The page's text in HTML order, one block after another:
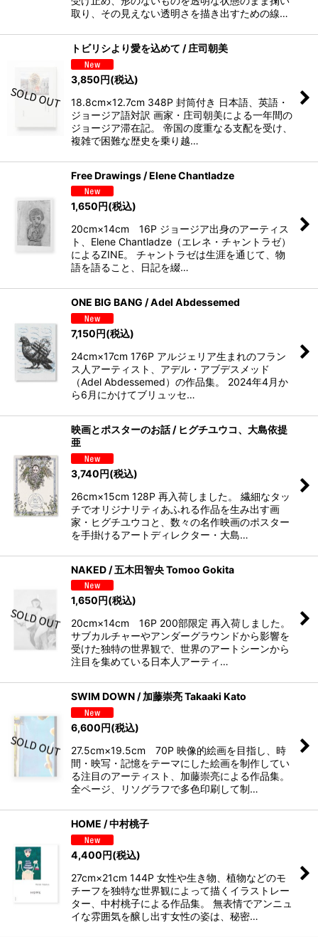
取り、その見えない透明さを描き出すための線…
トビリシより愛を込めて / 庄司朝美
3,850円(税込)
18.8cm×12.7cm 348P 封筒付き 日本語、英語・
ジョージア語対訳 画家・庄司朝美による一年間の
ジョージア滞在記。 帝国の度重なる支配を受け、
複雑で困難な歴史を乗り越…
Free Drawings / Elene Chantladze
1,650円(税込)
20cm×14cm 16P ジョージア出身のアーティス
ト、Elene Chantladze（エレネ・チャントラゼ）
によるZINE。 チャントラゼは生涯を通じて、物
語を語ること、日記を綴…
ONE BIG BANG / Adel Abdessemed
7,150円(税込)
24cm×17cm 176P アルジェリア生まれのフラン
ス人アーティスト、アデル・アブデスメッド
（Adel Abdessemed）の作品集。 2024年4月か
ら6月にかけてブリュッセ…
映画とポスターのお話 / ヒグチユウコ、大島依提
亜
3,740円(税込)
26cm×15cm 128P 再入荷しました。 繊細なタッ
チでオリジナリティあふれる作品を生み出す画
家・ヒグチユウコと、数々の名作映画のポスター
を手掛けるアートディレクター・大島…
NAKED / 五木田智央 Tomoo Gokita
1,650円(税込)
20cm×14cm 16P 200部限定 再入荷しました。
サブカルチャーやアンダーグラウンドから影響を
受けた独特の世界観で、世界のアートシーンから
注目を集めている日本人アーティ…
SWIM DOWN / 加藤崇亮 Takaaki Kato
6,600円(税込)
27.5cm×19.5cm 70P 映像的絵画を目指し、時
間・映写・記憶をテーマにした絵画を制作してい
る注目のアーティスト、加藤崇亮による作品集。
全ページ、リソグラフで多色印刷して制…
HOME / 中村桃子
4,400円(税込)
27cm×21cm 144P 女性や生き物、植物などのモ
チーフを独特な世界観によって描くイラストレー
ター、中村桃子による作品集。 無表情でアンニュ
イな雰囲気を醸し出す女性の姿は、秘密…